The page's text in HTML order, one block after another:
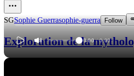
SGSophie Guerrasophie-guerra Follow
Exploration de la0:00 / 0:00
Le chef-d'œuvre